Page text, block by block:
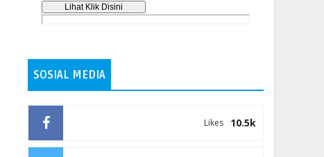
SOSIAL MEDIA
10.5k
Likes